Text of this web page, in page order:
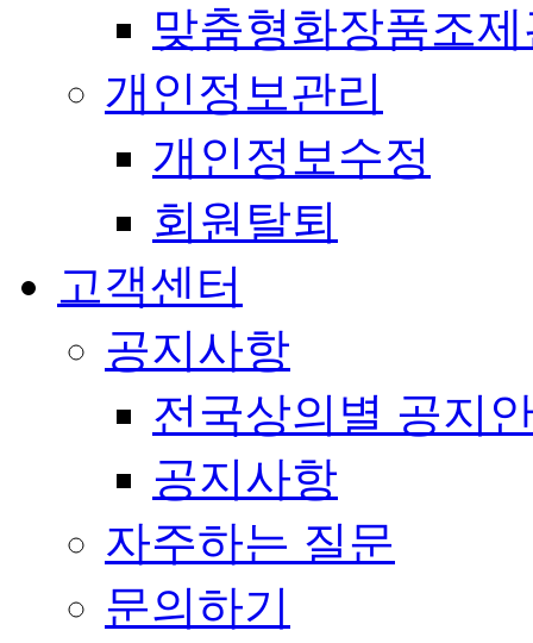
맞춤형화장품조
개인정보관리
개인정보수정
회원탈퇴
고객센터
공지사항
전국상의별 공지
공지사항
자주하는 질문
문의하기